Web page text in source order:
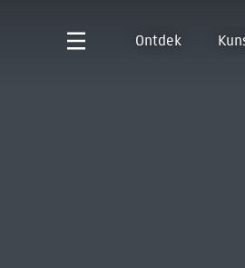
Ontdek